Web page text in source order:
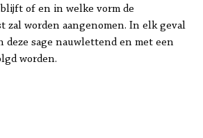
blijft of en in welke vorm de
zal worden aangenomen. In elk geval
deze sage nauwlettend en met een
worden.